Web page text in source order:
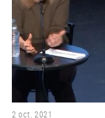
2 oct. 2021